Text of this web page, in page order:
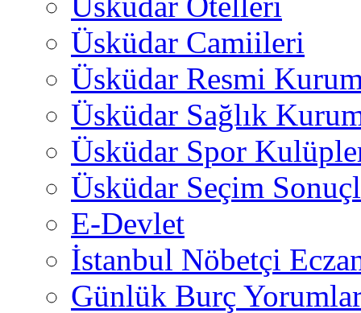
Üsküdar Camiileri
Üsküdar Resmi
Üsküdar Sağlık
Üsküdar Spor
Üsküdar Seçim
E-Devlet
İstanbul Nöbetçi
Günlük Burç